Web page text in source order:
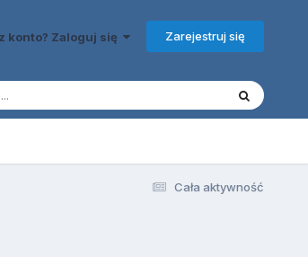
konto? Zaloguj się Zarejestruj się
Cała aktywność